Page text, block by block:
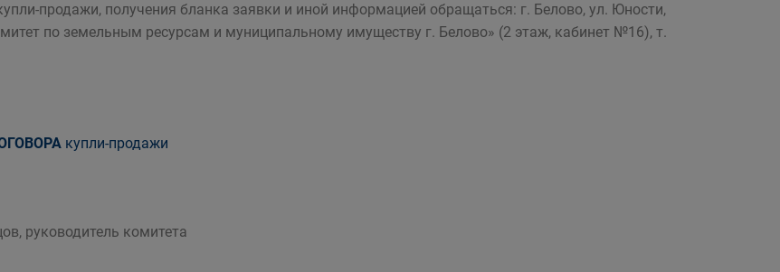
продажи, получения бланка заявки и иной информацией обращаться: г. Белово, ул. Юности,
по земельным ресурсам и муниципальному имуществу г. Белово» (2 этаж, кабинет №16), т.
купли-продажи
руководитель комитета